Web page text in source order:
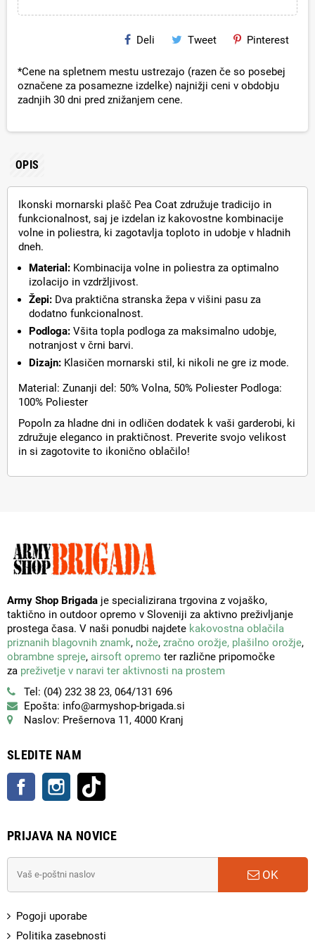
Deli Tweet Pinterest
*Cene na spletnem mestu ustrezajo (razen če so posebej
označene za posamezne izdelke) najnižji ceni v obdobju
zadnjih 30 dni pred znižanjem cene.
OPIS
Ikonski mornarski plašč Pea Coat združuje tradicijo in
funkcionalnost, saj je izdelan iz kakovostne kombinacije
volne in poliestra, ki zagotavlja toploto in udobje v hladnih
dneh.
Material: Kombinacija volne in poliestra za optimalno
izolacijo in vzdržljivost.
Žepi: Dva praktična stranska žepa v višini pasu za
dodatno funkcionalnost.
Podloga: Všita topla podloga za maksimalno udobje,
notranjost v črni barvi.
Dizajn: Klasičen mornarski stil, ki nikoli ne gre iz mode.
Material: Zunanji del: 50% Volna, 50% Poliester Podloga:
100% Poliester
Popoln za hladne dni in odličen dodatek k vaši garderobi, ki
združuje eleganco in praktičnost. Preverite svojo velikost
in si zagotovite to ikonično oblačilo!
Army Shop Brigada je specializirana trgovina z vojaško,
taktično in outdoor opremo v Sloveniji za aktivno preživljanje
prostega časa. V naši ponudbi najdete kakovostna oblačila
priznanih blagovnih znamk, nože, zračno orožje, plašilno orožje,
obrambne spreje, airsoft opremo ter različne pripomočke
za preživetje v naravi ter aktivnosti na prostem
Tel: (04) 232 38 23, 064/131 696
Epošta: info@armyshop-brigada.si
Naslov: Prešernova 11, 4000 Kranj
SLEDITE NAM
FacebookInstagram
PRIJAVA NA NOVICE
OK
Pogoji uporabe
Politika zasebnosti